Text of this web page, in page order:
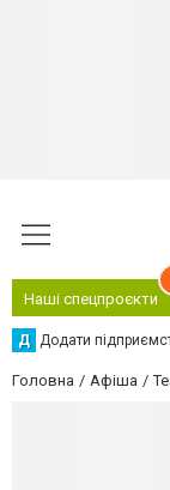
Наші спецпроєкти
Д Додати
Головна Афіша